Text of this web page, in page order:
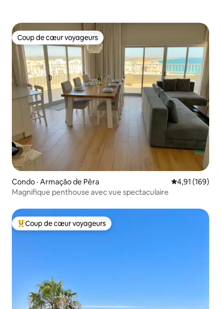
Coup de cœur voyageurs
Coup de cœur voyageurs
Condo · Armação de Pêra Note
4,91 (169)
Magnifique penthouse avec vue spectaculaire
Coup de cœur voyageurs parmi les plus aimés
Coup de cœur voyageurs